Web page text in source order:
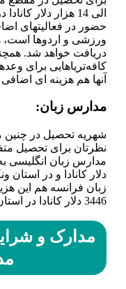
الی 14 هزار دلار
حضور در فعالیت­های
ورزشی و اردوها است،
دریافت خواهد شد.
کافه‌تریاهایی برای
آن­ها هم هزینه ای
مدارس زبان:
شهریه تحصیل در چنین
نظرتان برای تحصیل
3446 دلار کانادا در استان کلگری است.
مدارک و